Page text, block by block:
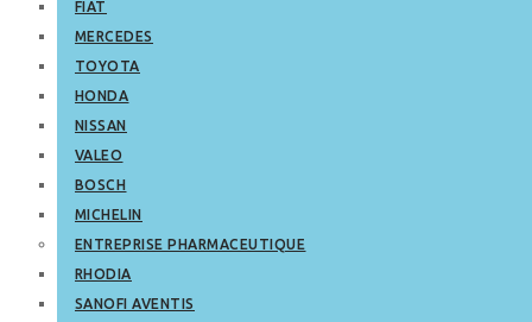
FIAT
MERCEDES
TOYOTA
HONDA
NISSAN
VALEO
BOSCH
MICHELIN
ENTREPRISE PHARMACEUTIQUE
RHODIA
SANOFI AVENTIS